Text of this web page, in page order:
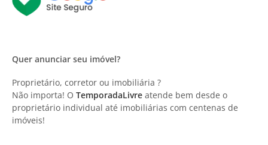
Quer anunciar seu imóvel?
Proprietário, corretor ou imobiliária ?
Não importa! O TemporadaLivre atende bem desde o
proprietário individual até imobiliárias com centenas de
imóveis!